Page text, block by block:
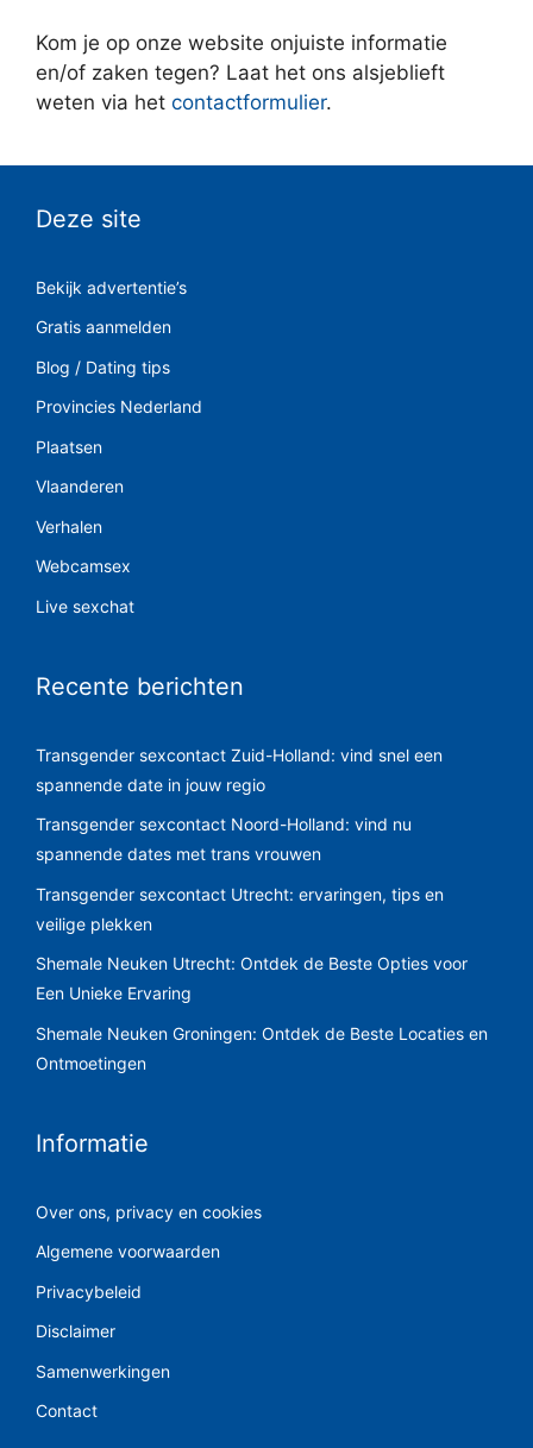
Kom je op onze website onjuiste informatie
en/of zaken tegen? Laat het ons alsjeblieft
weten via het contactformulier.
Deze site
Bekijk advertentie’s
Gratis aanmelden
Blog / Dating tips
Provincies Nederland
Plaatsen
Vlaanderen
Verhalen
Webcamsex
Live sexchat
Recente berichten
Transgender sexcontact Zuid-Holland: vind snel een
spannende date in jouw regio
Transgender sexcontact Noord-Holland: vind nu
spannende dates met trans vrouwen
Transgender sexcontact Utrecht: ervaringen, tips en
veilige plekken
Shemale Neuken Utrecht: Ontdek de Beste Opties voor
Een Unieke Ervaring
Shemale Neuken Groningen: Ontdek de Beste Locaties en
Ontmoetingen
Informatie
Over ons, privacy en cookies
Algemene voorwaarden
Privacybeleid
Disclaimer
Samenwerkingen
Contact